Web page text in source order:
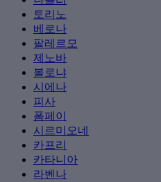
토리노
베로나
팔레르모
제노바
볼로냐
시에나
피사
폼페이
시르미오네
카프리
카타니아
라벤나